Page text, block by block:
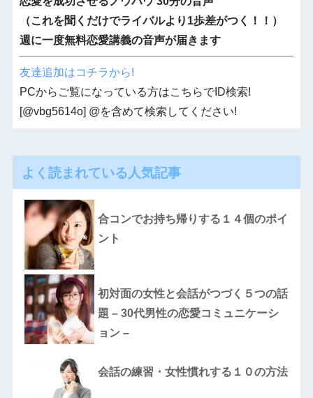
（これを聞くだけでライバルより1歩差がつく！！）
週に一度無料恋愛講義の音声が届きます
友達追加はコチラから!
PCからご覧になっている方はこちらでID検索!
[@vbg5614o] @を含めて検索してください!
よく読まれている人気記事
合コンでお持ち帰りする１４個のポイ
ント
初対面の女性と会話がつづく５つの話
題 – 30代男性の恋愛コミュニケーシ
ョン –
会話の練習・女性慣れする１０の方法